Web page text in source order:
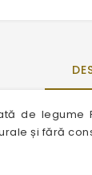
de
și fără